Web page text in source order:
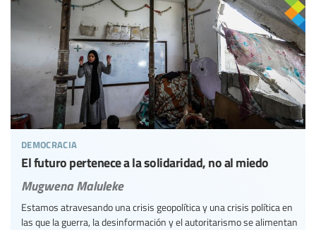
democracia
El futuro pertenece a la solidaridad, no al miedo
Mugwena Maluleke
Estamos atravesando una crisis geopolítica y una crisis política en
las que la guerra, la desinformación y el autoritarismo se alimentan